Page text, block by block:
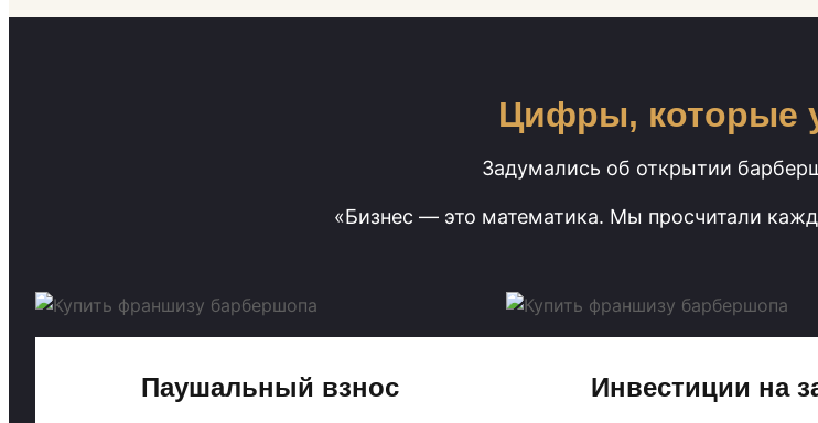
Цифры, которые
Задумались об открытии
«Бизнес — это математика. Мы просчитали
Паушальный взнос Инвестиции на